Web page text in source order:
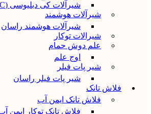
شیرآلات کی دبلیوسی (KWC)
شیرآلات هوشمند
شیرآلات هوشمند راسان
شیرالات توکار
علم دوش حمام
اوج علم
شیر پات فیلر
شیر پات فیلر راسان
فلاش تانک
فلاش تانک ایمن آب
فلاش تانک توکار ایمن